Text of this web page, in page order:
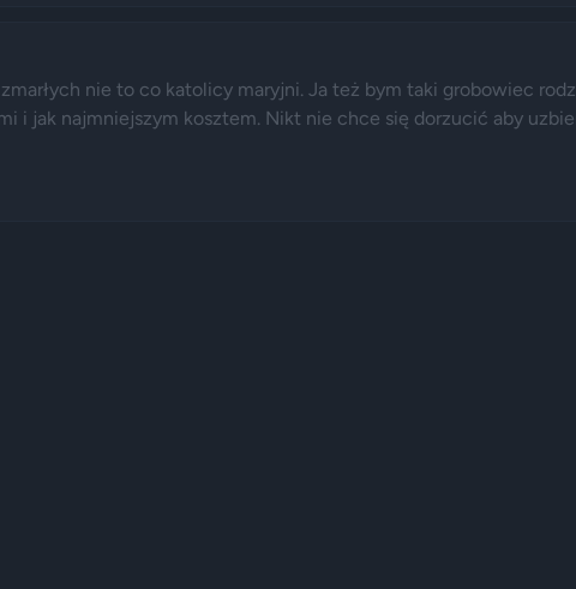
nie to co katolicy maryjni. Ja też bym taki grobowiec
i jak najmniejszym kosztem. Nikt nie chce się dorzucić aby